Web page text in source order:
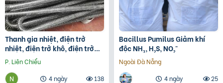
Thanh gia nhiệt, điện trở
nhiệt, điện trở khô, điện trở
đun hóa chất, điện trở lò nung
P. Liên Chiểu
4 ngày
138
Bacillus Pumilus Giảm khí
độc NH₃, H₂S, NO₂⁻
Ngoài Đà Nẵng
4 ngày
25